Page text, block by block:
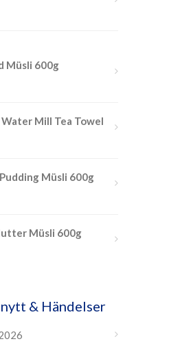
Müsli 600g
Mill Tea Towel
Müsli 600g
Müsli 600g
& Händelser